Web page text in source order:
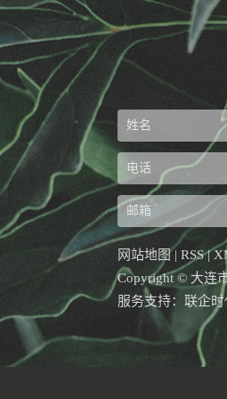
网站地图| RSS|
Copyright © 大连
服务支持： 联企时